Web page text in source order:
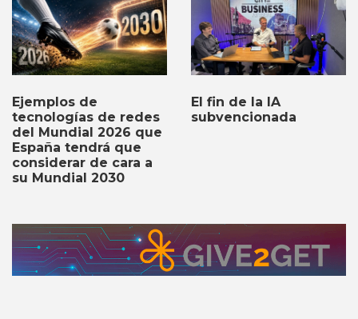
Ejemplos de
tecnologías de redes
del Mundial 2026 que
España tendrá que
considerar de cara a
su Mundial 2030
El fin de la IA
subvencionada